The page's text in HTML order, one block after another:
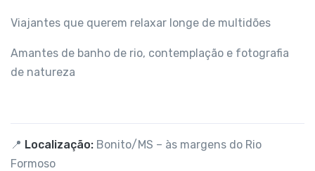
Viajantes que querem relaxar longe de multidões
Amantes de banho de rio, contemplação e fotografia
de natureza
📍 Localização: Bonito/MS – às margens do Rio
Formoso